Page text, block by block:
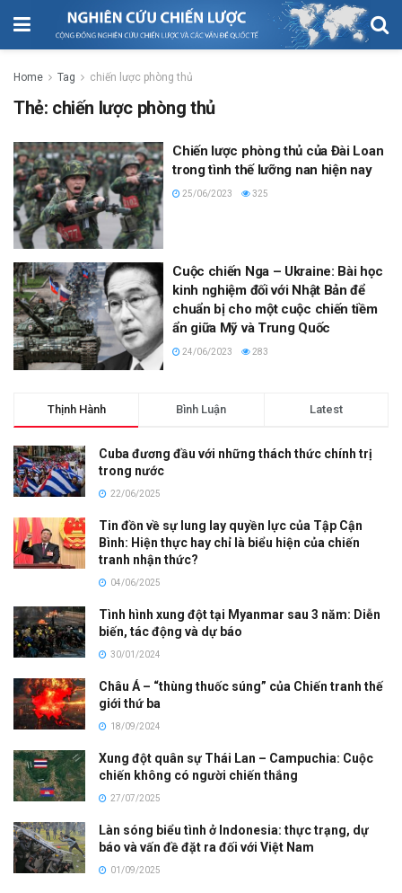
Home Tag chiến lược phòng thủ
Thẻ: chiến lược phòng thủ
Chiến lược phòng thủ của Đài Loan
trong tình thế lưỡng nan hiện nay
25/06/2023 325
Cuộc chiến Nga – Ukraine: Bài học
kinh nghiệm đối với Nhật Bản để
chuẩn bị cho một cuộc chiến tiềm
ẩn giữa Mỹ và Trung Quốc
24/06/2023 283
Thịnh Hành Bình Luận Latest
Cuba đương đầu với những thách thức chính trị
trong nước
22/06/2025
Tin đồn về sự lung lay quyền lực của Tập Cận
Bình: Hiện thực hay chỉ là biểu hiện của chiến
tranh nhận thức?
04/06/2025
Tình hình xung đột tại Myanmar sau 3 năm: Diễn
biến, tác động và dự báo
30/01/2024
Châu Á – “thùng thuốc súng” của Chiến tranh thế
giới thứ ba
18/09/2024
Xung đột quân sự Thái Lan – Campuchia: Cuộc
chiến không có người chiến thắng
27/07/2025
Làn sóng biểu tình ở Indonesia: thực trạng, dự
báo và vấn đề đặt ra đối với Việt Nam
01/09/2025